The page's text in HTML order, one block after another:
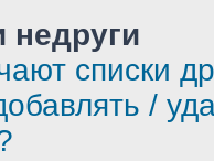
недруги
списки
/